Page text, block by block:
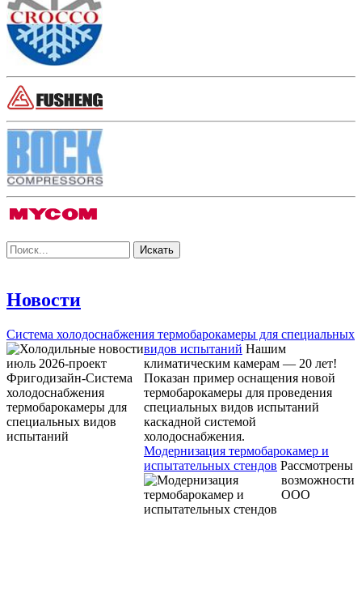
Новости
Система холодоснабжения термобарокамеры для специальных
видов испытаний Нашим
климатическим камерам — 20 лет!
Показан пример оснащения новой
термобарокамеры для проведения
специальных видов испытаний
каскадной системой
холодоснабжения.
Модернизация термобарокамер и
испытательных стендов Рассмотрены
возможности
ООО